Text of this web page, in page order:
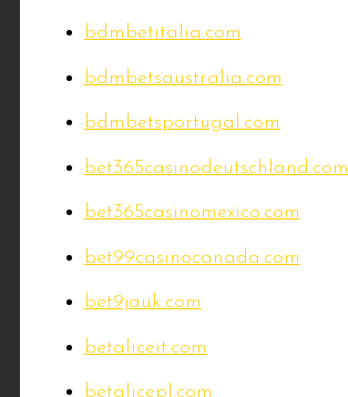
bdmbetitalia.com
bdmbetsaustralia.com
bdmbetsportugal.com
bet365casinodeutschland.com
bet365casinomexico.com
bet99casinocanada.com
bet9jauk.com
betaliceit.com
betalicepl.com